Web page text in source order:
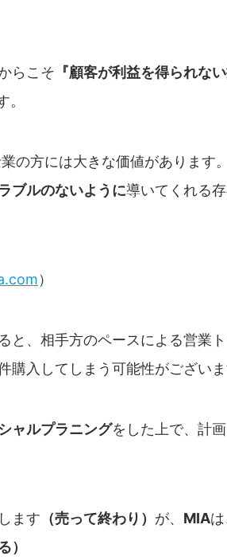
らこそ 『顧客が利益を得られな
の方には大きな価値があります
ブルのないように導いてくれる
）
、相手方のペースによる営業ト
購入してしまう可能性がございま
ャルプラニングをした上で、計
ます （売って終わり） が、 MIA
）